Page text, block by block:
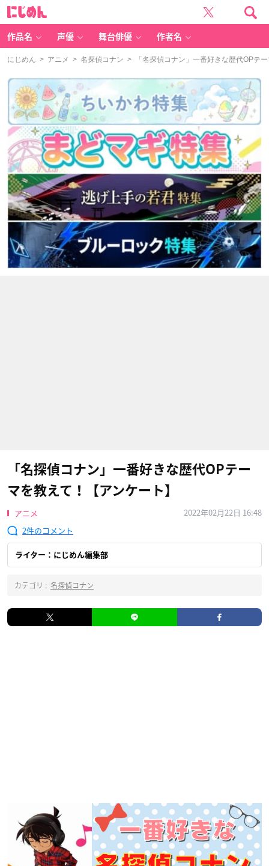
作品名 声優 舞台俳優 作者名
にじめん > アニメ > 名探偵コナン > 「名探偵コナン」一番好きな歴代OPテ
「名探偵コナン」一番好きな歴代OPテー
マを教えて！【アンケート】
アニメ
2022年02月22日 16:48
2
ライター：にじめん編集部
カテゴリ : 名探偵コナン